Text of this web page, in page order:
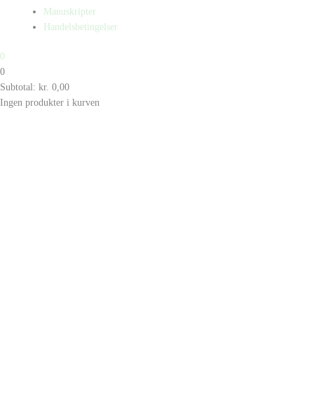
Manuskripter
Handelsbetingelser
0
0
Subtotal: kr. 0,00
Ingen produkter i kurven